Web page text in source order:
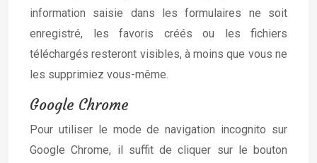
information saisie dans les formulaires ne soit
enregistré, les favoris créés ou les fichiers
téléchargés resteront visibles, à moins que vous ne
les supprimiez vous-même.
Google Chrome
Pour utiliser le mode de navigation incognito sur
Google Chrome, il suffit de cliquer sur le bouton